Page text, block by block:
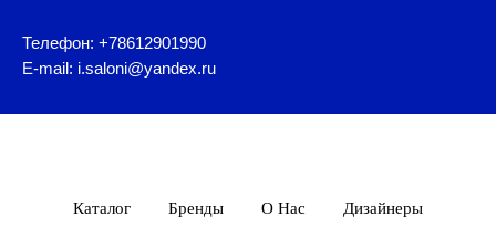
Телефон: +78612901990
E-mail: i.saloni@yandex.ru
Каталог Бренды О Нас Дизайнеры